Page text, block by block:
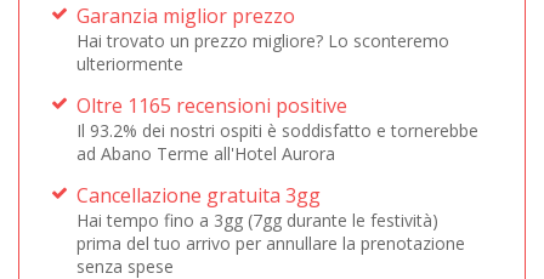
Garanzia miglior prezzo
Hai trovato un prezzo migliore? Lo sconteremo
ulteriormente
Oltre 1165 recensioni positive
Il 93.2% dei nostri ospiti è soddisfatto e tornerebbe
ad Abano Terme all'Hotel Aurora
Cancellazione gratuita 3gg
Hai tempo fino a 3gg (7gg durante le festività)
prima del tuo arrivo per annullare la prenotazione
senza spese